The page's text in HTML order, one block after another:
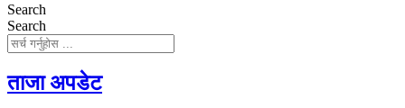
Search
Search
ताजा अपडेट